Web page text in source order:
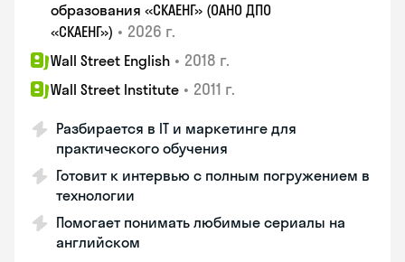
образования «СКАЕНГ» (ОАНО ДПО
«СКАЕНГ») • 2026 г.
Wall Street English • 2018 г.
Wall Street Institute • 2011 г.
Разбирается в IT и маркетинге для
практического обучения
Готовит к интервью с полным погружением в
технологии
Помогает понимать любимые сериалы на
английском